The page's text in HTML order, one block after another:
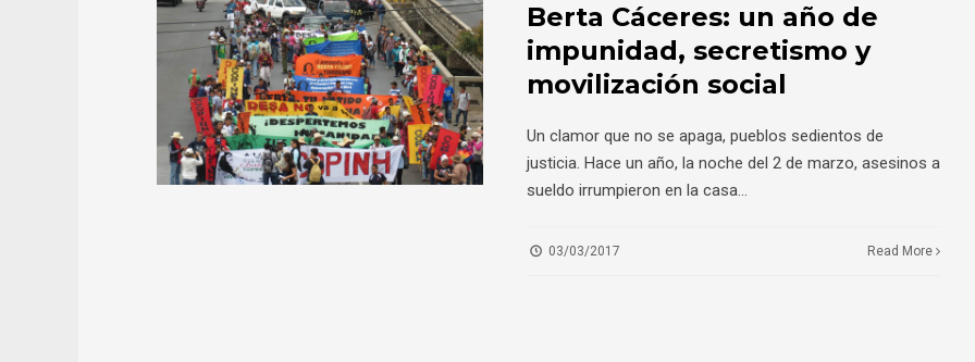
Berta Cáceres: un año de
impunidad, secretismo y
movilización social
Un clamor que no se apaga, pueblos sedientos de
justicia. Hace un año, la noche del 2 de marzo, asesinos a
sueldo irrumpieron en la casa...
03/03/2017 Read More